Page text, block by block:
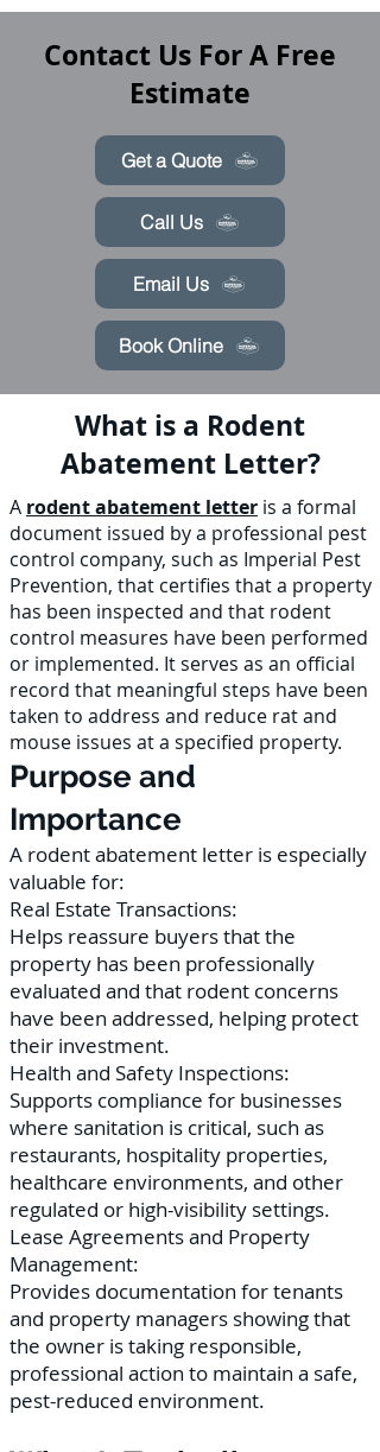
Contact Us For A Free
Estimate
Get a Quote
Call Us
Email Us
Book Online
What is a Rodent
Abatement Letter?
A rodent abatement letter is a formal
document issued by a professional pest
control company, such as Imperial Pest
Prevention, that certifies that a property
has been inspected and that rodent
control measures have been performed
or implemented. It serves as an official
record that meaningful steps have been
taken to address and reduce rat and
mouse issues at a specified property.
Purpose and
Importance
A rodent abatement letter is especially
valuable for:
Real Estate Transactions:
Helps reassure buyers that the
property has been professionally
evaluated and that rodent concerns
have been addressed, helping protect
their investment.
Health and Safety Inspections:
Supports compliance for businesses
where sanitation is critical, such as
restaurants, hospitality properties,
healthcare environments, and other
regulated or high-visibility settings.
Lease Agreements and Property
Management:
Provides documentation for tenants
and property managers showing that
the owner is taking responsible,
professional action to maintain a safe,
pest-reduced environment.